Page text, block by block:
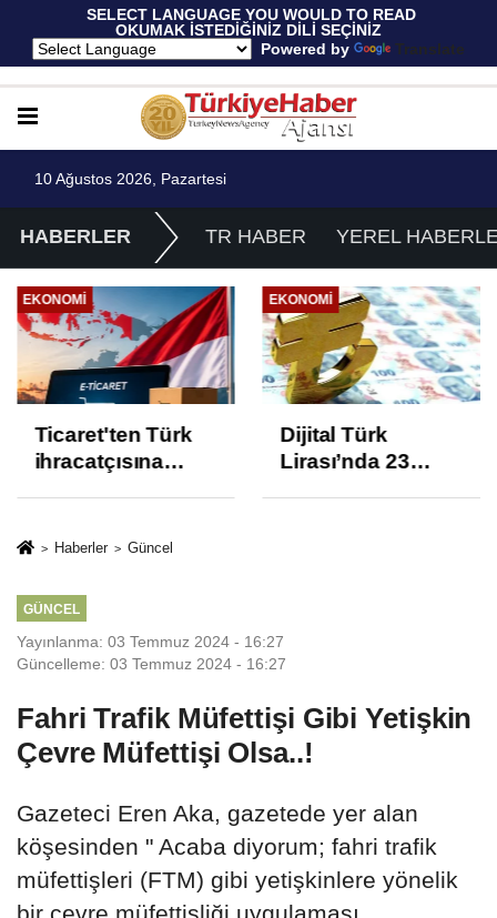
SELECT LANGUAGE YOU WOULD TO READ
OKUMAK İSTEDİĞİNİZ DİLİ SEÇİNİZ
Powered by
Translate
10 Ağustos 2026, Pazartesi
HABERLER TR HABER YEREL
EKONOMI
Dijital Türk
Lirası’nda 23
YEREL HABERLER
AgroGreen
Bursa'da 80 şehir,
Haberler Güncel
GÜNCEL
Yayınlanma: 03 Temmuz 2024 - 16:27
Güncelleme: 03 Temmuz 2024 - 16:27
Fahri Trafik Müfettişi Gibi Yetişkin
Çevre Müfettişi Olsa..!
Gazeteci Eren Aka, gazetede yer alan
köşesinden " Acaba diyorum; fahri trafik
müfettişleri (FTM) gibi yetişkinlere yönelik